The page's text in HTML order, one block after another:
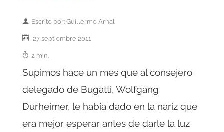
Escrito por: Guillermo Arnal
27 septiembre 2011
2 min.
Supimos hace un mes que al consejero
delegado de Bugatti, Wolfgang
Durheimer, le había dado en la nariz que
era mejor esperar antes de darle la luz